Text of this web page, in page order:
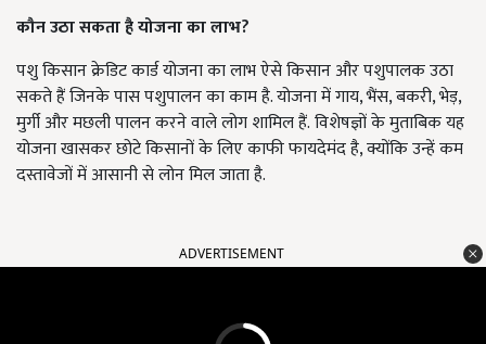
कौन उठा सकता है योजना का लाभ?
पशु किसान क्रेडिट कार्ड योजना का लाभ ऐसे किसान और पशुपालक उठा
सकते हैं जिनके पास पशुपालन का काम है. योजना में गाय, भैंस, बकरी, भेड़,
मुर्गी और मछली पालन करने वाले लोग शामिल हैं.विशेषज्ञों के मुताबिक यह
योजना खासकर छोटे किसानों के लिए काफी फायदेमंद है, क्योंकि उन्हें कम
दस्तावेजों में आसानी से लोन मिल जाता है.
ADVERTISEMENT